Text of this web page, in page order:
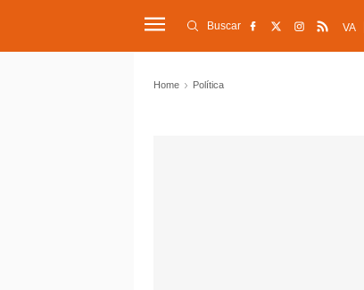
Buscar VA
Home Política